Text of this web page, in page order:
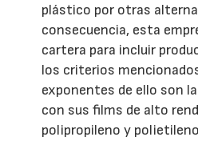
plástico por otras
consecuencia, esta
cartera para incluir
los criterios
exponentes de ello son
con sus films de alto
polipropileno y